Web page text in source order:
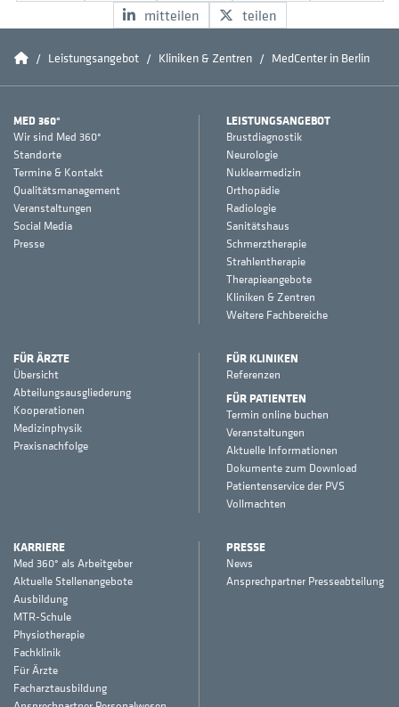
mitteilen
teilen
HomeLeistungsangebot Kliniken & Zentren MedCenter in Berlin
MED 360°
Wir sind Med 360°
Standorte
Termine & Kontakt
Qualitätsmanagement
Veranstaltungen
Social Media
Presse
LEISTUNGSANGEBOT
Brustdiagnostik
Neurologie
Nuklearmedizin
Orthopädie
Radiologie
Sanitätshaus
Schmerztherapie
Strahlentherapie
Therapieangebote
Kliniken & Zentren
Weitere Fachbereiche
FÜR ÄRZTE
Übersicht
Abteilungsausgliederung
Kooperationen
Medizinphysik
Praxisnachfolge
FÜR KLINIKEN
Referenzen
FÜR PATIENTEN
Termin online buchen
Veranstaltungen
Aktuelle Informationen
Dokumente zum Download
Patientenservice der PVS
Vollmachten
KARRIERE
Med 360° als Arbeitgeber
Aktuelle Stellenangebote
Ausbildung
MTR-Schule
Physiotherapie
Fachklinik
Für Ärzte
Facharztausbildung
PRESSE
News
Ansprechpartner Presseabteilung